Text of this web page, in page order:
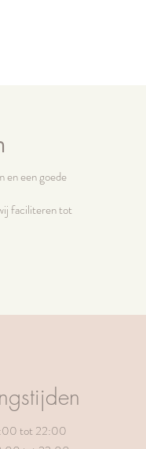
en een goede
faciliteren tot
tot 22:00